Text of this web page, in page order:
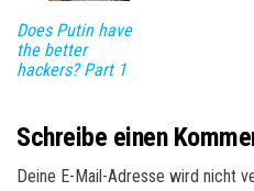
Does Putin have
the better
hackers? Part 1
Schreibe einen
Deine E-Mail-Adresse wird nicht